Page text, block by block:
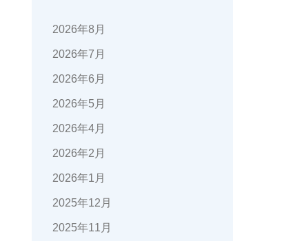
2026年8月
2026年7月
2026年6月
2026年5月
2026年4月
2026年2月
2026年1月
2025年12月
2025年11月